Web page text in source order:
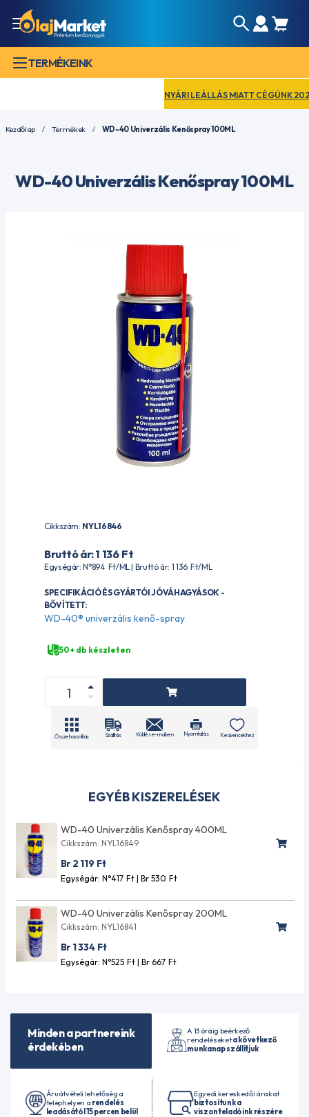
TERMÉKEINK
NYÁRI LEÁLLÁS MIATT CÉGÜNK
Kezdőlap Termékek WD-40 Univerzális Kenőspray 100ML
WD-40 Univerzális Kenőspray 100ML
EGYÉB KISZERELÉSEK
WD-40 Univerzális Kenőspray 400ML
Cikkszám: NYL16849
Br 2 119 Ft
Egységár: N°417 Ft| Br 530 Ft
WD-40 Univerzális Kenőspray 200ML
Cikkszám: NYL16841
Br 1 334 Ft
Egységár: N°525 Ft| Br 667 Ft
Cikkszám: NYL16846
Bruttó ár: 1 136 Ft
Egységár: N°894 Ft/ML | Bruttó ár: 1 136 Ft/ML
SPECIFIKÁCIÓ ÉS GYÁRTÓI JÓVÁHAGYÁSOK -
BŐVÍTETT:
WD-40® univerzális kenő-spray
50+ db készleten
Összehasonlítás Szállítás Küldés e-mailben Nyomtatás Kedvencekhez
Minden a partnereink
érdekében
A 13 óráig beérkező
rendeléseketa következő
munkanap szállítjuk
Áruátvételi lehetőség a
telephelyen a rendelés
leadásától 15 percen belül
Egyedi kereskedői árakat
biztosítunk a
viszonteladóink részére